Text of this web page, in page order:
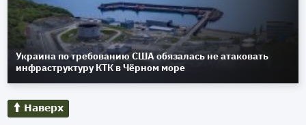
Украина по требованию США обязалась не атаковать
инфраструктуру КТК в Чёрном море
Наверх